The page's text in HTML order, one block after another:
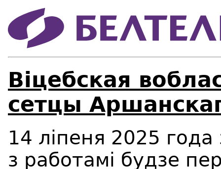
Віцебская
сетцы
14 ліпеня 2025
з работамi будзе